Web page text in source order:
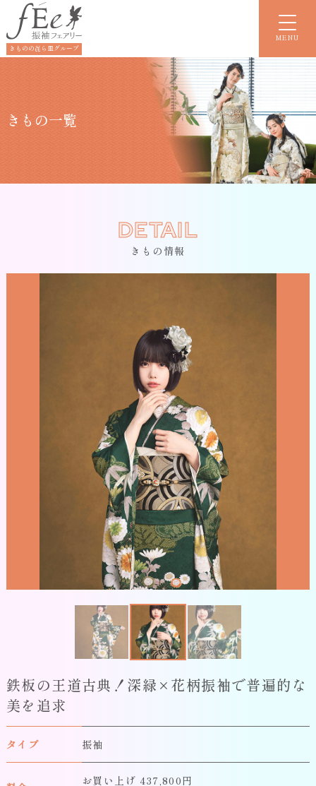
きものの㐂ら里グループ
MENU
きもの一覧
DETAIL
きもの情報
鉄板の王道古典！深緑×花柄振袖で普遍的な
美を追求
タイプ 振袖
お買い上げ 437,800円